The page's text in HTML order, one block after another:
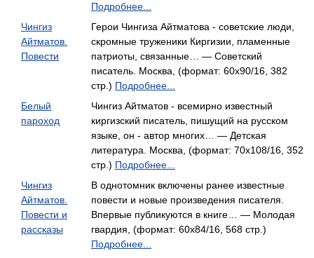
Подробнее...
Чингиз
Айтматов.
Повести
Герои Чингиза Айтматова - советские люди,
скромные труженики Киргизии, пламенные
патриоты, связанные… — Советский
писатель. Москва, (формат: 60x90/16, 382
стр.) Подробнее...
Белый
пароход
Чингиз Айтматов - всемирно известный
киргизский писатель, пишущий на русском
языке, он - автор многих… — Детская
литература. Москва, (формат: 70x108/16, 352
стр.) Подробнее...
Чингиз
Айтматов.
Повести и
рассказы
В однотомник включены ранее известные
повести и новые произведения писателя.
Впервые публикуются в книге… — Молодая
гвардия, (формат: 60x84/16, 568 стр.)
Подробнее...